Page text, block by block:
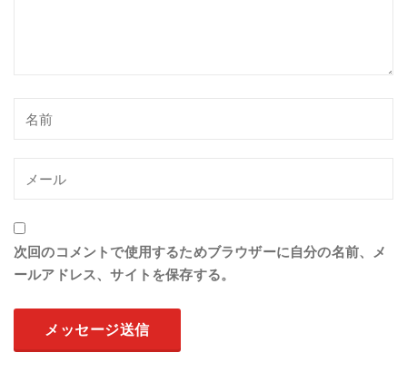
次回のコメントで使用するためブラウザーに自分の名前、メ
ールアドレス、サイトを保存する。